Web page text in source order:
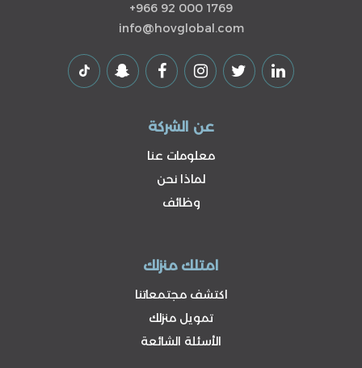
+966 92 000 1769
info@hovglobal.com
عن الشركة
معلومات عنا
لماذا نحن
وظائف
امتلك منزلك
اكتشف مجتمعاتنا
تمويل منزلك
الأسئلة الشائعة